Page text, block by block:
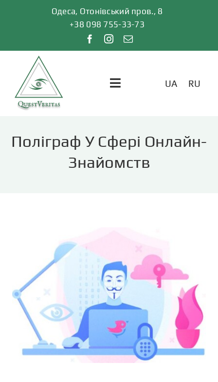
Одеса, Отонівський пров., 8
+38 098 755-33-73
Toggle
КОНТАКТИ
UA RU
Поліграф У Сфері Онлайн-
Знайомств